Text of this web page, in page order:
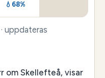
💧68%
· uppdateras
om Skellefteå, visar